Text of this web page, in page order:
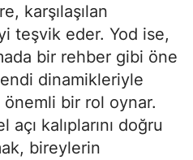
karşılaşılan
teşvik eder. Yod ise,
bir rehber gibi öne
dinamikleriyle
bir rol oynar.
kalıplarını doğru
bireylerin